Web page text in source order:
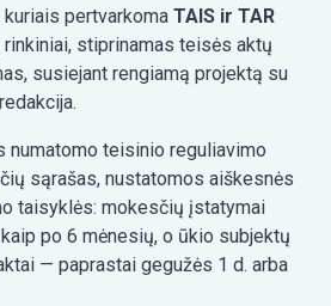
kuriais pertvarkoma TAIS ir TAR
stiprinamas teisės aktų
susiejant rengiamą projektą su
numatomo teisinio reguliavimo
sąrašas, nustatomos aiškesnės
taisyklės: mokesčių įstatymai
po 6 mėnesių, o ūkio subjektų
— paprastai gegužės 1 d. arba